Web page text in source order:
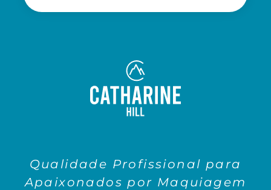
Qualidade Profissional para
Apaixonados por Maquiagem